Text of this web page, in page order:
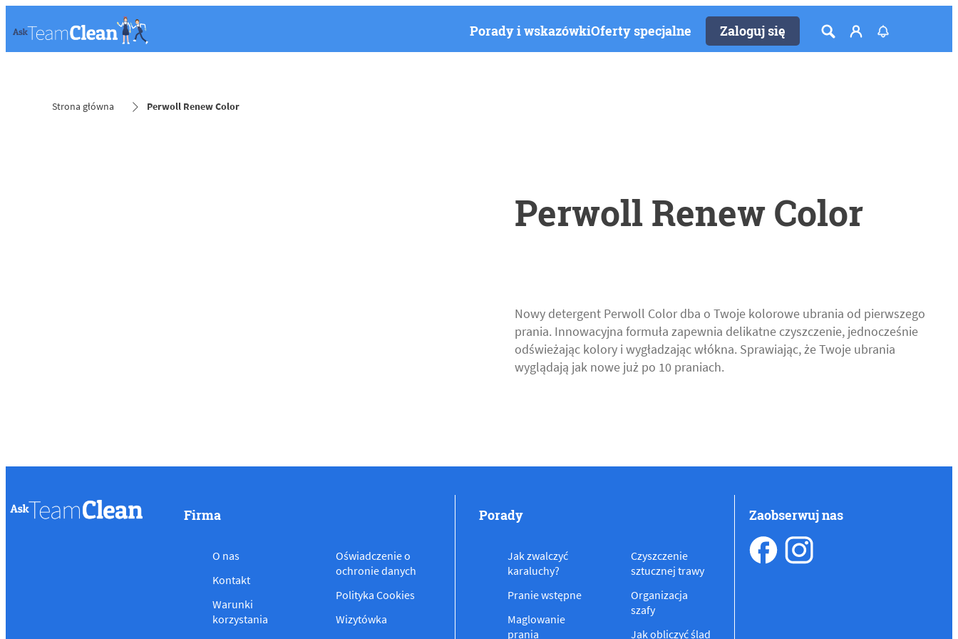
Porady i wskazówkiOferty specjalne Zaloguj się
Strona główna Perwoll Renew Color
Perwoll Renew Color
Nowy detergent Perwoll Color dba o Twoje kolorowe ubrania od pierwszego
prania. Innowacyjna formuła zapewnia delikatne czyszczenie, jednocześnie
odświeżając kolory i wygładzając włókna. Sprawiając, że Twoje ubrania
wyglądają jak nowe już po 10 praniach.
Firma
O nas
Kontakt
Warunki
korzystania
Oświadczenie o
ochronie danych
Polityka Cookies
Wizytówka
Porady
Jak zwalczyć
karaluchy?
Pranie wstępne
Maglowanie
prania
Czyszczenie
sztucznej trawy
Organizacja
szafy
Jak obliczyć ślad
Zaobserwuj nas